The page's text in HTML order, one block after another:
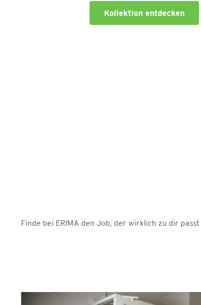
Kollektion entdecken
Finde bei ERIMA den Job, der wirklich zu dir